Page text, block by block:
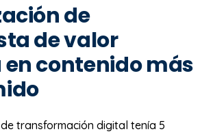
de
de valor
contenido más
transformación digital tenía 5